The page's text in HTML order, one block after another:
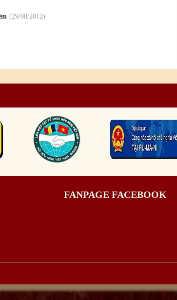
29/08/2012
FANPAGE FACEBOOK